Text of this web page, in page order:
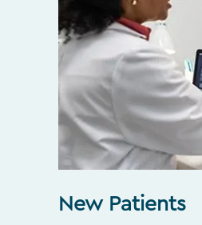
New Patients